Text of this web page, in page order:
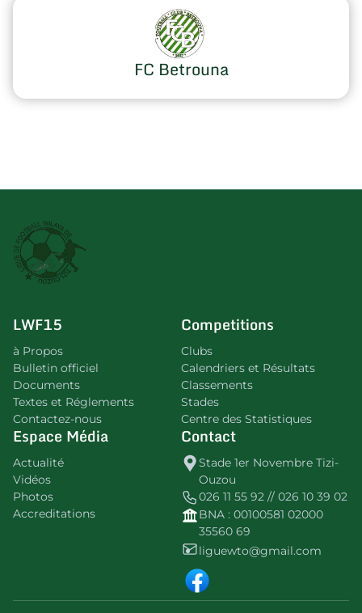
FC Betrouna
LWF15
à Propos
Bulletin officiel
Documents
Textes et Réglements
Contactez-nous
Competitions
Clubs
Calendriers et Résultats
Classements
Stades
Centre des Statistiques
Espace Média
Actualité
Vidéos
Photos
Accreditations
Contact
Stade 1er Novembre Tizi-
Ouzou
026 11 55 92 // 026 10 39 02
BNA : 00100581 02000
35560 69
liguewto@gmail.com